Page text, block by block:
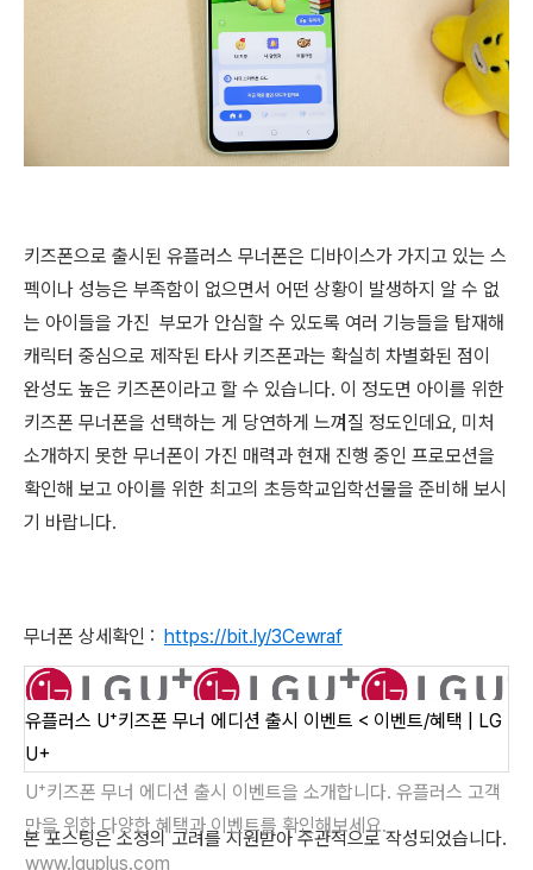
키즈폰으로 출시된 유플러스 무너폰은 디바이스가 가지고 있는 스
펙이나 성능은 부족함이 없으면서 어떤 상황이 발생하지 알 수 없
는 아이들을 가진 부모가 안심할 수 있도록 여러 기능들을 탑재해
캐릭터 중심으로 제작된 타사 키즈폰과는 확실히 차별화된 점이
완성도 높은 키즈폰이라고 할 수 있습니다. 이 정도면 아이를 위한
키즈폰 무너폰을 선택하는 게 당연하게 느껴질 정도인데요, 미처
소개하지 못한 무너폰이 가진 매력과 현재 진행 중인 프로모션을
확인해 보고 아이를 위한 최고의 초등학교입학선물을 준비해 보시
기 바랍니다.
무너폰 상세확인 : https://bit.ly/3Cewraf
유플러스 U⁺키즈폰 무너 에디션 출시 이벤트 < 이벤트/혜택 | LG
U+
U⁺키즈폰 무너 에디션 출시 이벤트을 소개합니다. 유플러스 고객
만을 위한 다양한 혜택과 이벤트를 확인해보세요.
www.lguplus.com
본 포스팅은 소정의 고려를 지원받아 주관적으로 작성되었습니다.